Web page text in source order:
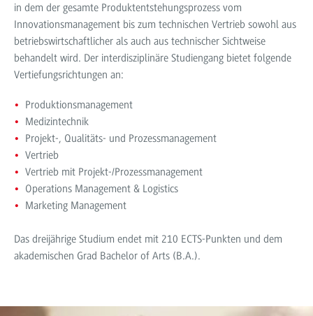
in dem der gesamte Produktentstehungsprozess vom
Innovationsmanagement bis zum technischen Vertrieb sowohl aus
betriebswirtschaftlicher als auch aus technischer Sichtweise
behandelt wird. Der interdisziplinäre Studiengang bietet folgende
Vertiefungsrichtungen an:
Produktionsmanagement
Medizintechnik
Projekt-, Qualitäts- und Prozessmanagement
Vertrieb
Vertrieb mit Projekt-/Prozessmanagement
Operations Management & Logistics
Marketing Management
Das dreijährige Studium endet mit 210 ECTS-Punkten und dem
akademischen Grad Bachelor of Arts (B.A.).